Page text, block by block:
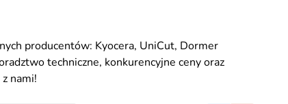
producentów: Kyocera, UniCut, Dormer
techniczne, konkurencyjne ceny oraz
nami!